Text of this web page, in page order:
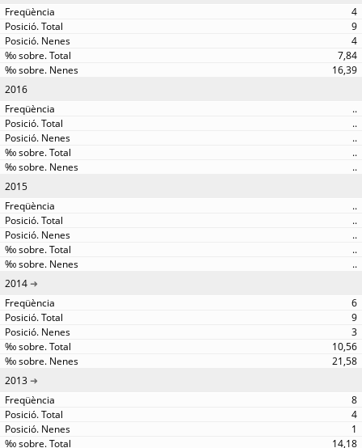
4
9
4
7,84
16,39
2016
..
..
..
..
..
2015
..
..
..
..
..
2014
6
9
3
10,56
21,58
2013
8
4
1
14,18